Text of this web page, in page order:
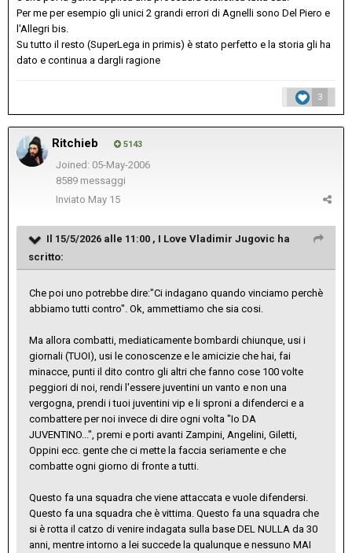
Per me per esempio gli unici 2 grandi errori di Agnelli sono Del Piero e
l'Allegri bis.
Su tutto il resto (SuperLega in primis) è stato perfetto e la storia gli ha
dato e continua a dargli ragione
3
Ritchieb 5143
Joined: 05-May-2006
8589 messaggi
Inviato May 15
Il 15/5/2026 alle 11:00 , I Love Vladimir Jugovic ha
scritto:
Che poi uno potrebbe dire:"Ci indagano quando vinciamo perchè
abbiamo tutti contro". Ok, ammettiamo che sia cosi.
Ma allora combatti, mediaticamente bombardi chiunque, usi i
giornali (TUOI), usi le conoscenze e le amicizie che hai, fai
minacce, punti il dito contro gli altri che fanno cose 100 volte
peggiori di noi, rendi l'essere juventini un vanto e non una
vergogna, prendi i tuoi juventini vip e li sproni a difenderci e a
combattere per noi invece di dire ogni volta "Io DA
JUVENTINO...", premi e porti avanti Zampini, Angelini, Giletti,
Oppini ecc. gente che ci mette la faccia seriamente e che
combatte ogni giorno di fronte a tutti.
Questo fa una squadra che viene attaccata e vuole difendersi.
Questo fa una squadra che è vittima. Questo fa una squadra che
si è rotta il catzo di venire indagata sulla base DEL NULLA da 30
anni, mentre intorno a lei succede la qualunque e nessuno MAI